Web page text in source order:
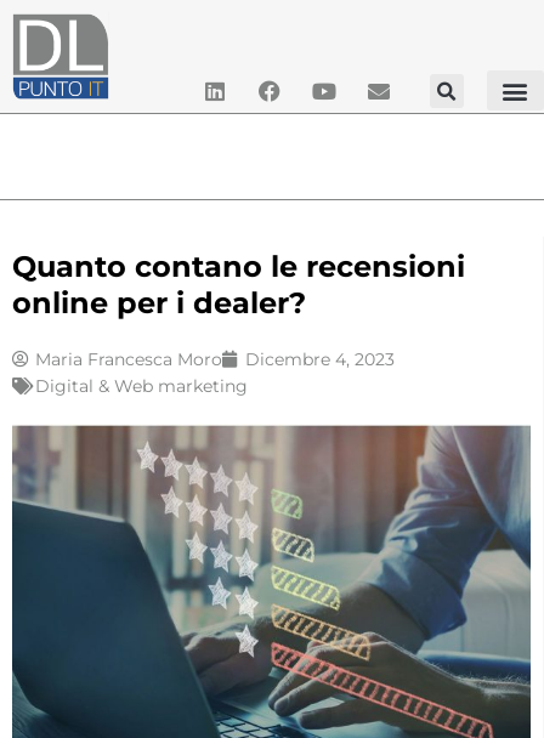
Quanto contano le recensioni
online per i dealer?
Maria Francesca Moro
Dicembre 4, 2023
Digital & Web marketing